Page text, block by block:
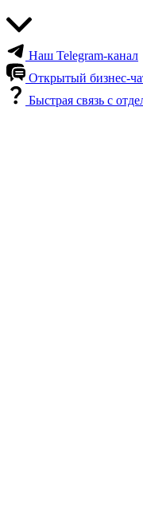
Наш Telegram-канал
Открытый бизнес-
Быстрая связь с